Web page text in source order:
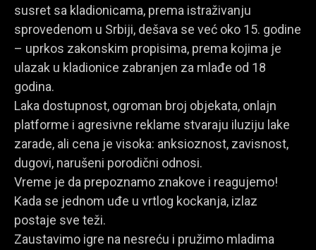
susret sa kladionicama, prema istraživanju
sprovedenom u Srbiji, dešava se već oko 15. godine
– uprkos zakonskim propisima, prema kojima je
ulazak u kladionice zabranjen za mlađe od 18
godina.
Laka dostupnost, ogroman broj objekata, onlajn
platforme i agresivne reklame stvaraju iluziju lake
zarade, ali cena je visoka: anksioznost, zavisnost,
dugovi, narušeni porodični odnosi.
Vreme je da prepoznamo znakove i reagujemo!
Kada se jednom uđe u vrtlog kockanja, izlaz
postaje sve teži.
Zaustavimo igre na nesreću i pružimo mladima